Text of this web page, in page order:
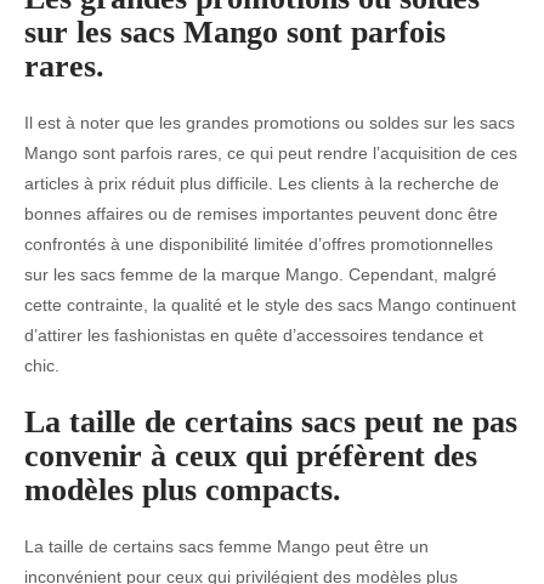
sur les sacs Mango sont parfois
rares.
Il est à noter que les grandes promotions ou soldes sur les sacs
Mango sont parfois rares, ce qui peut rendre l’acquisition de ces
articles à prix réduit plus difficile. Les clients à la recherche de
bonnes affaires ou de remises importantes peuvent donc être
confrontés à une disponibilité limitée d’offres promotionnelles
sur les sacs femme de la marque Mango. Cependant, malgré
cette contrainte, la qualité et le style des sacs Mango continuent
d’attirer les fashionistas en quête d’accessoires tendance et
chic.
La taille de certains sacs peut ne pas
convenir à ceux qui préfèrent des
modèles plus compacts.
La taille de certains sacs femme Mango peut être un
inconvénient pour ceux qui privilégient des modèles plus